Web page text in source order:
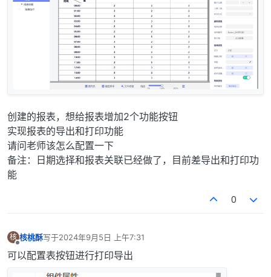
创建的报表，想给报表增加2个功能按钮
实现报表的导出和打印功能
请问老师该怎么配置一下
备注：日期选择和报表关联已经做了，目前差导出和打印功
能
0
核 核桃酥写于2024年9月5日 上午7:31
最后由 编辑
可以配置表按钮进行打印导出